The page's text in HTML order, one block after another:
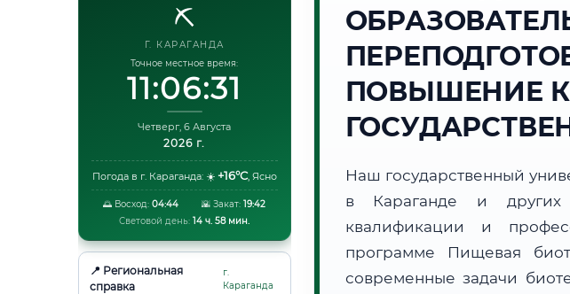
⛏️
Г. КАРАГАНДА
Точное местное время:
11:06:31
Четверг, 6 Августа
2026 г.
Погода в г. Караганда: ☀️ +16°C, Ясно
🌅 Восход: 04:44 🌇 Закат:19:42
Световой день: 14 ч. 58 мин.
📍 Региональная
справка
г.
Караганда
ПОВЫШЕНИЕ
Наш государственный
в Караганде и
квалификации и
программе Пищевая
современные задачи